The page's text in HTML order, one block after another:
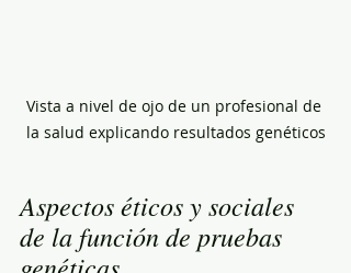
Vista a nivel de ojo de un profesional de
la salud explicando resultados genéticos
Aspectos éticos y sociales
de la función de pruebas
genéticas